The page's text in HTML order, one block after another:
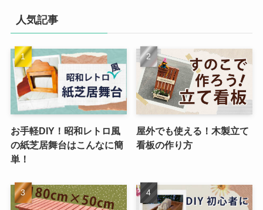
人気記事
お手軽DIY！昭和レトロ風
の紙芝居舞台はこんなに簡
単！
屋外でも使える！木製立て
看板の作り方